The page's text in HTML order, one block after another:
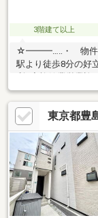
3階建て以上
☆━━━…‥・ 物件
駅より徒歩8分の好
収益物件としても
ー・小学校があり
お待ちしてお
━━━☆【豊富な未公
す。豊島区・板橋
で！都内に17店舗
はぜひ、アドキャス
東京都豊